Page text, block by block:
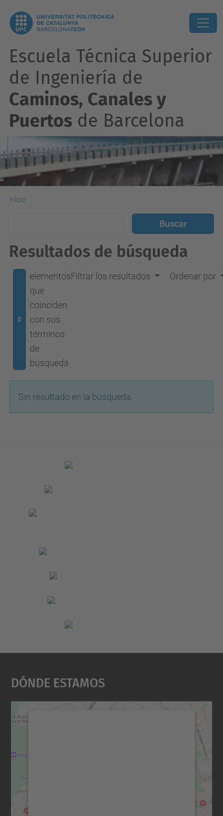
Escuela Técnica Superior
de Ingeniería de
Caminos, Canales y
Puertos de Barcelona
Inicio
Resultados de búsqueda
0
elementos
que
coinciden
con sus
términos
de
búsqueda
Filtrar los resultados Ordenar por
Sin resultado en la búsqueda.
Dónde Estamos